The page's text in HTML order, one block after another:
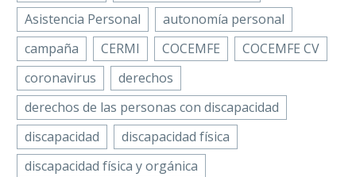
Asistencia Personal
autonomía personal
campaña
CERMI COCEMFE
COCEMFE CV
coronavirus
derechos
derechos de las personas con discapacidad
discapacidad
discapacidad física
discapacidad física y orgánica